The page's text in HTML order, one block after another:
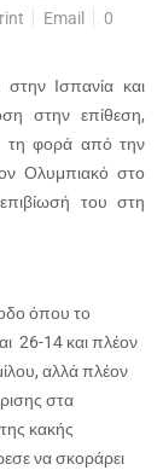
Email
0
στην Ισπανία και
στην επίθεση,
τη φορά από την
Ολυμπιακό στο
του στη
όπου το
26-14 και πλέον
αλλά πλέον
στα
κακής
να σκοράρει